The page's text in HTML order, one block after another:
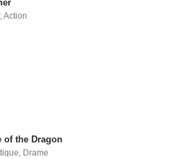
,Action
of the Dragon
, Drame